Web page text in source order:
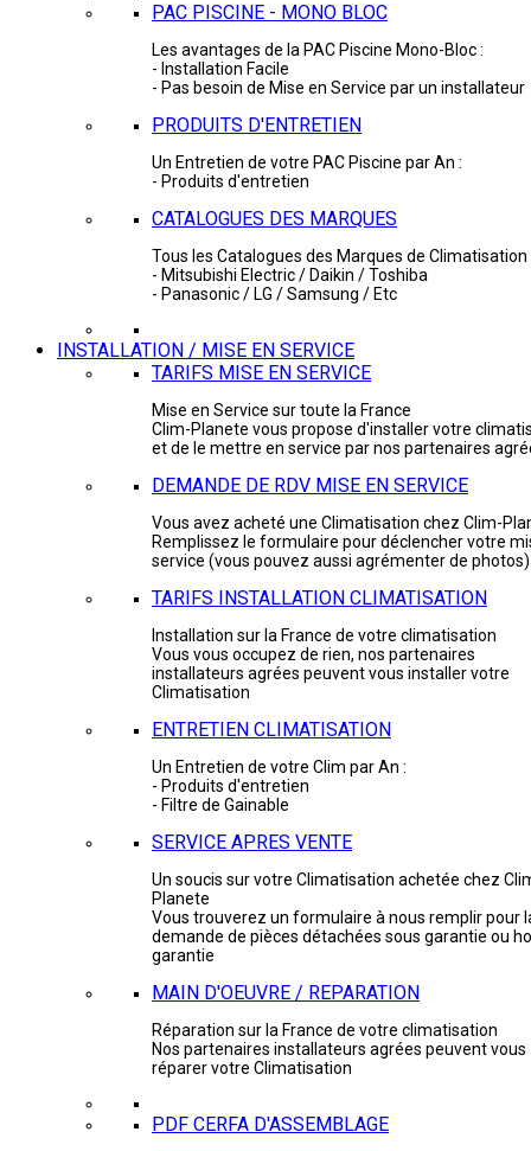
PAC PISCINE - MONO BLOC
Les avantages de la PAC Piscine Mono-Bloc :
- Installation Facile
- Pas besoin de Mise en Service par un installateur
PRODUITS D'ENTRETIEN
Un Entretien de votre PAC Piscine par An :
- Produits d'entretien
CATALOGUES DES MARQUES
Tous les Catalogues des Marques de Climatisation
- Mitsubishi Electric / Daikin / Toshiba
- Panasonic / LG / Samsung / Etc
INSTALLATION / MISE EN SERVICE
TARIFS MISE EN SERVICE
Mise en Service sur toute la France
Clim-Planete vous propose d'installer votre
et de le mettre en service par nos partenaires
DEMANDE DE RDV MISE EN SERVICE
Vous avez acheté une Climatisation chez Clim-
Remplissez le formulaire pour déclencher votre
service (vous pouvez aussi agrémenter de photos)
TARIFS INSTALLATION CLIMATISATION
Installation sur la France de votre climatisation
Vous vous occupez de rien, nos partenaires
installateurs agrées peuvent vous installer votre
Climatisation
ENTRETIEN CLIMATISATION
Un Entretien de votre Clim par An :
- Produits d'entretien
- Filtre de Gainable
SERVICE APRES VENTE
Un soucis sur votre Climatisation achetée chez
Planete
Vous trouverez un formulaire à nous remplir pour
demande de pièces détachées sous garantie ou
garantie
MAIN D'OEUVRE / REPARATION
Réparation sur la France de votre climatisation
Nos partenaires installateurs agrées peuvent vous
réparer votre Climatisation
PDF CERFA D'ASSEMBLAGE